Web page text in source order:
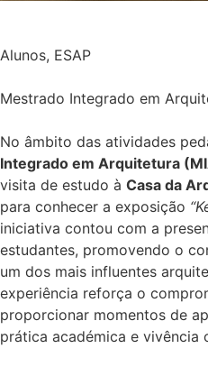
Alunos, ESAP
Mestrado Integrado em
No âmbito das atividades
Integrado em Arquitetura
visita de estudo à Casa da
para conhecer a exposição
iniciativa contou com a
estudantes, promovendo o
um dos mais influentes
experiência reforça o
proporcionar momentos de
prática académica e vivência